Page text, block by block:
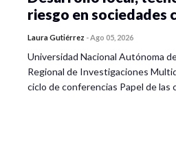
riesgo en sociedades
Laura Gutiérrez -Ago 05, 2026
Universidad Nacional Autónoma
Regional de Investigaciones
ciclo de conferencias Papel de las